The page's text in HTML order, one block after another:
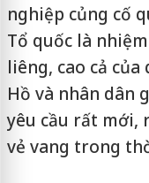
nghiệp củng cố
Tổ quốc là
liêng, cao cả
Hồ và nhân dân
yêu cầu rất mới,
vẻ vang trong